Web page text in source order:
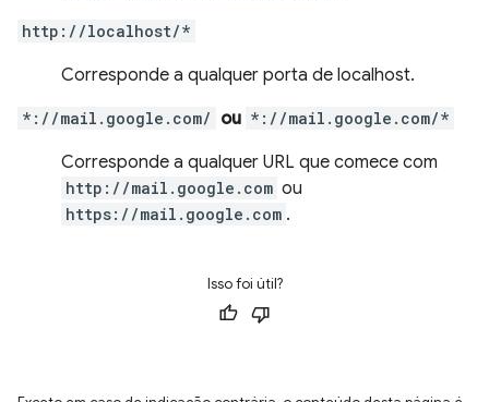
http://localhost/*
Corresponde a qualquer porta de localhost.
*://mail.google.com/ ou *://mail.google.com/*
Corresponde a qualquer URL que comece com
http://mail.google.com ou
https://mail.google.com .
Isso foi útil?